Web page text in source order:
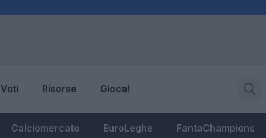
Voti Risorse Gioca!
Calciomercato EuroLeghe FantaChampions